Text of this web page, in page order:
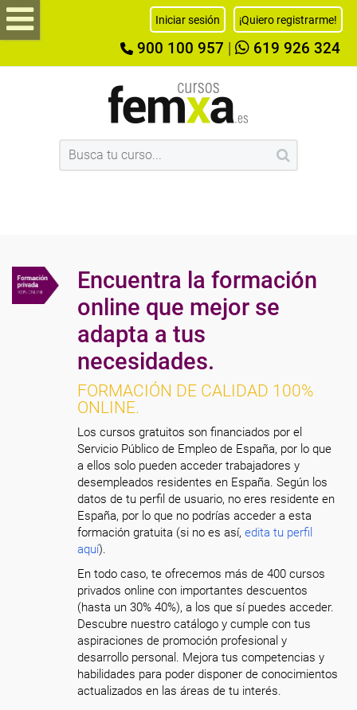
Iniciar sesión ¡Quiero registrarme!
900 100 957 619 926 324
Encuentra la formación
online que mejor se
adapta a tus
necesidades.
FORMACIÓN DE CALIDAD 100%
ONLINE.
Los cursos gratuitos son financiados por el
Servicio Público de Empleo de España, por lo que
a ellos solo pueden acceder trabajadores y
desempleados residentes en España. Según los
datos de tu perfil de usuario, no eres residente en
España, por lo que no podrías acceder a esta
formación gratuita (si no es así,edita tu perfil
aquí).
En todo caso, te ofrecemos más de 400 cursos
privados online con importantes descuentos
(hasta un 30% 40%), a los que sí puedes acceder.
Descubre nuestro catálogo y cumple con tus
aspiraciones de promoción profesional y
desarrollo personal. Mejora tus competencias y
habilidades para poder disponer de conocimientos
actualizados en las áreas de tu interés.